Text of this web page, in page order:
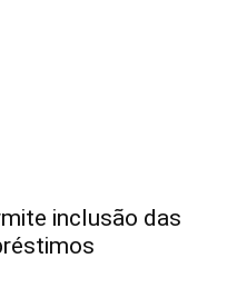
inclusão das